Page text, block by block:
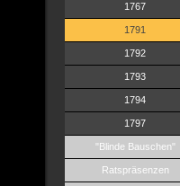
1767
1791
1792
1793
1794
1797
"Blinde Bauschen"
Ratspräsenzen